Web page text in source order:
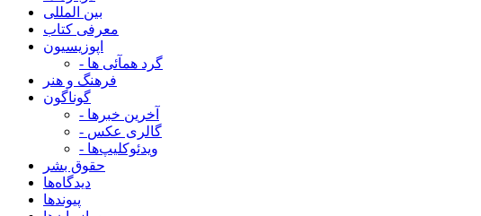
بین المللی
معرفی کتاب
اپوزیسیون
- گرد همآئی ها
فرهنگ و هنر
گوناگون
- آخرین خبرها
- گالری عکس
- ویدئوکلیپ‌ها
حقوق بشر
دیدگاه‌ها
پیوندها